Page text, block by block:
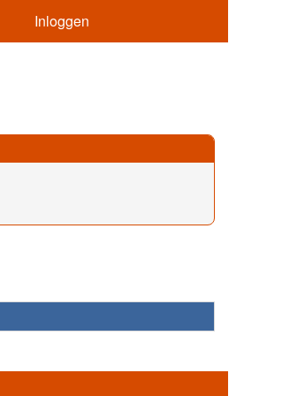
Inloggen